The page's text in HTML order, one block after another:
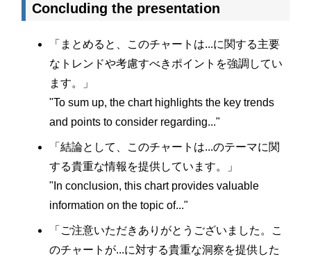
Concluding the presentation
「まとめると、このチャートは...に関する主要
なトレンドや考慮すべきポイントを強調してい
ます。」
"To sum up, the chart highlights the key trends
and points to consider regarding..."
「結論として、このチャートは...のテーマに関
する貴重な情報を提供しています。」
"In conclusion, this chart provides valuable
information on the topic of..."
「ご注意いただきありがとうございました。こ
のチャートが...に対する貴重な洞察を提供した